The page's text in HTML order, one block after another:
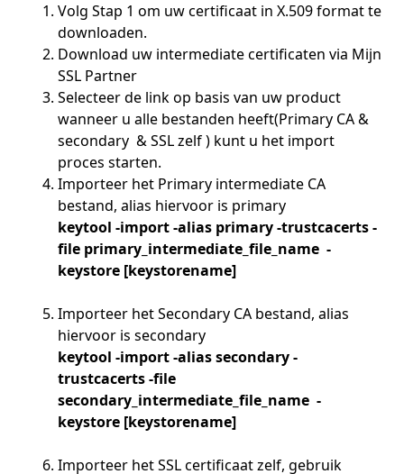
Volg Stap 1 om uw certificaat in X.509 format te
downloaden.
Download uw intermediate certificaten via Mijn
SSL Partner
Selecteer de link op basis van uw product
wanneer u alle bestanden heeft(Primary CA &
secondary & SSL zelf ) kunt u het import
proces starten.
Importeer het Primary intermediate CA
bestand, alias hiervoor is primary
keytool -import -alias primary -trustcacerts -
file primary_intermediate_file_name -
keystore [keystorename]
Importeer het Secondary CA bestand, alias
hiervoor is secondary
keytool -import -alias secondary -
trustcacerts -file
secondary_intermediate_file_name -
keystore [keystorename]
Importeer het SSL certificaat zelf, gebruik